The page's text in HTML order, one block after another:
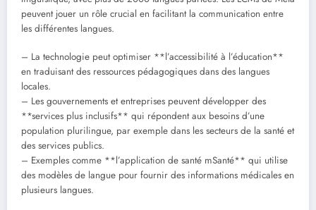
peuvent jouer un rôle crucial en facilitant la communication entre
les différentes langues.
– La technologie peut optimiser **l’accessibilité à l’éducation**
en traduisant des ressources pédagogiques dans des langues
locales.
– Les gouvernements et entreprises peuvent développer des
**services plus inclusifs** qui répondent aux besoins d’une
population plurilingue, par exemple dans les secteurs de la santé et
des services publics.
– Exemples comme **l’application de santé mSanté** qui utilise
des modèles de langue pour fournir des informations médicales en
plusieurs langues.